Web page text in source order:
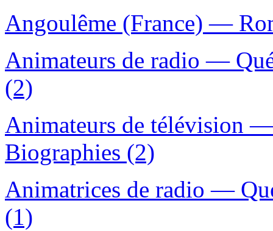
Angoulême (France) —
Animateurs de radio —
(2)
Animateurs de télévision
Biographies (2)
Animatrices de radio —
(1)